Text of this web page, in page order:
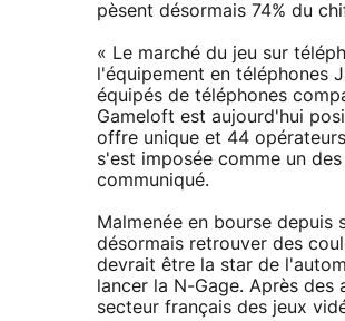
pèsent désormais 74% du
« Le marché du jeu sur
l'équipement en téléphones
équipés de téléphones
Gameloft est aujourd'hui
offre unique et 44
s'est imposée comme un
communiqué.
Malmenée en bourse
désormais retrouver des
devrait être la star de
lancer la N-Gage. Après
secteur français des jeux